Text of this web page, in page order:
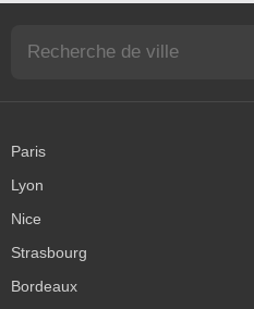
Paris
Lyon
Nice
Strasbourg
Bordeaux